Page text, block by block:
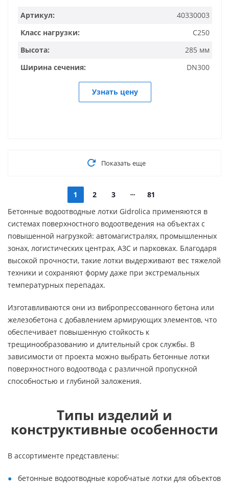
Артикул:
40330003
Класс нагрузки:
C250
Высота:
285 мм
Ширина сечения:
DN300
Узнать цену
Показать еще
1 2 3
81
Бетонные водоотводные лотки Gidrolica применяются в
системах поверхностного водоотведения на объектах с
повышенной нагрузкой: автомагистралях, промышленных
зонах, логистических центрах, АЗС и парковках. Благодаря
высокой прочности, такие лотки выдерживают вес тяжелой
техники и сохраняют форму даже при экстремальных
температурных перепадах.
Изготавливаются они из вибропрессованного бетона или
железобетона с добавлением армирующих элементов, что
обеспечивает повышенную стойкость к
трещинообразованию и длительный срок службы. В
зависимости от проекта можно выбрать бетонные лотки
поверхностного водоотвода с различной пропускной
способностью и глубиной заложения.
Типы изделий и
конструктивные особенности
В ассортименте представлены:
бетонные водоотводные коробчатые лотки для объектов